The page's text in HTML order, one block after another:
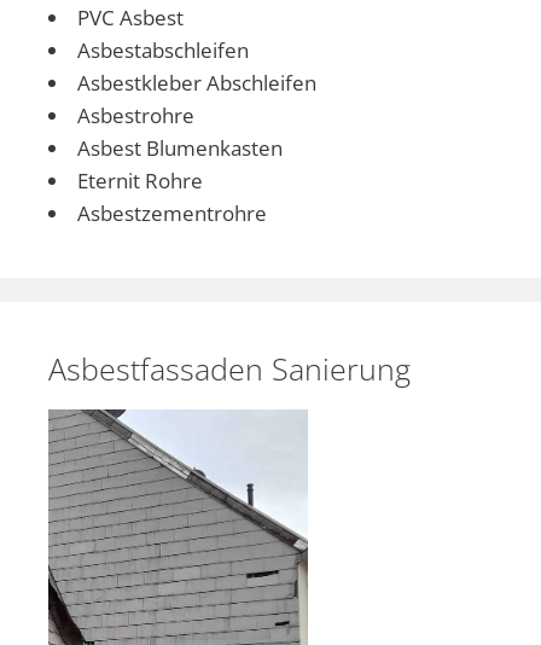
PVC Asbest
Asbestabschleifen
Asbestkleber Abschleifen
Asbestrohre
Asbest Blumenkasten
Eternit Rohre
Asbestzementrohre
Asbestfassaden Sanierung